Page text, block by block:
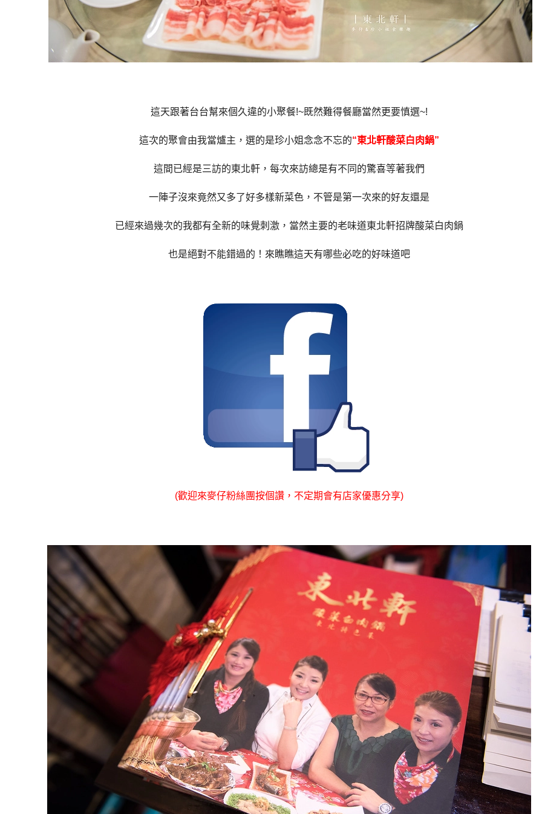
這天跟著台台幫來個久違的小聚餐!~既然難得餐廳當然更要慎選~!
這次的聚會由我當爐主，選的是珍小姐念念不忘的“東北軒酸菜白肉鍋”
這間已經是三訪的東北軒，每次來訪總是有不同的驚喜等著我們
一陣子沒來竟然又多了好多樣新菜色，不管是第一次來的好友還是
已經來過幾次的我都有全新的味覺刺激，當然主要的老味道東北軒招牌酸菜白肉鍋
也是絕對不能錯過的！來瞧瞧這天有哪些必吃的好味道吧
(歡迎來麥仔粉絲團按個讚，不定期會有店家優惠分享)